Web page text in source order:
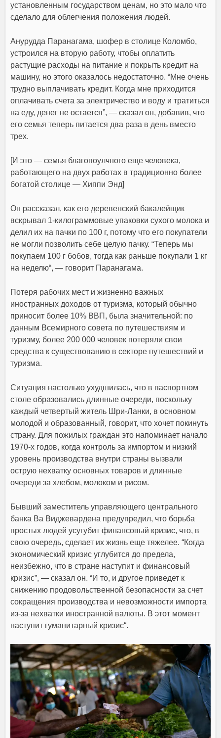
установленным государством ценам, но это мало что
сделало для облегчения положения людей.
Анурудда Паранагама, шофер в столице Коломбо,
устроился на вторую работу, чтобы оплатить
растущие расходы на питание и покрыть кредит на
машину, но этого оказалось недостаточно. “Мне очень
трудно выплачивать кредит. Когда мне приходится
оплачивать счета за электричество и воду и тратиться
на еду, денег не остается”, — сказал он, добавив, что
его семья теперь питается два раза в день вместо
трех.
[И это — семья благопоулчного еще человека,
работающего на двух работах в традиционно более
богатой столице — Хиппи Энд]
Он рассказал, какего деревенский бакалейщик
вскрывал 1-килограммовые упаковки сухого молока и
делил их на пачки по 100 г, потому что его покупатели
не могли позволить себе целую пачку. “Теперь мы
покупаем 100 г бобов, тогда как раньше покупали 1 кг
на неделю“, — говорит Паранагама.
Потеря рабочих мест и жизненно важных
иностранных доходов от туризма, который обычно
приносит более 10% ВВП, была значительной: по
данным Всемирного совета по путешествиям и
туризму, более 200 000 человек потеряли свои
средства к существованию в секторе путешествий и
туризма.
Ситуация настолько ухудшилась, что в паспортном
столе образовались длинные очереди, поскольку
каждый четвертый житель Шри-Ланки, в основном
молодой и образованный, говорит, что хочет покинуть
страну. Для пожилых граждан это напоминает начало
1970-х годов, когда контроль за импортом и низкий
уровень производства внутри страны вызвали
острую нехватку основных товаров и длинные
очереди за хлебом, молоком и рисом.
Бывший заместитель управляющего центрального
банка Ва Виджевардена предупредил, что борьба
простых людей усугубит финансовый кризис, что, в
свою очередь, сделает их жизнь еще тяжелее. “Когда
экономический кризис углубится до предела,
неизбежно, что в стране наступит и финансовый
кризис”, — сказал он. “И то, и другое приведет к
снижению продовольственной безопасности за счет
сокращения производства и невозможности импорта
из-за нехватки иностранной валюты. В этот момент
наступит гуманитарный кризис“.